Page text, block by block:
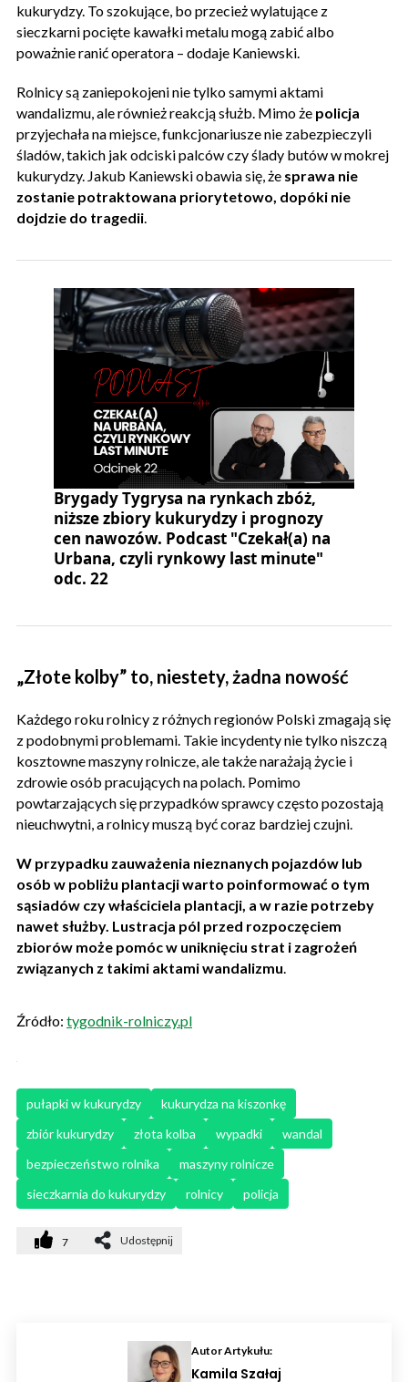
kukurydzy. To szokujące, bo przecież wylatujące z
sieczkarni pocięte kawałki metalu mogą zabić albo
poważnie ranić operatora – dodaje Kaniewski.
Rolnicy są zaniepokojeni nie tylko samymi aktami
wandalizmu, ale również reakcją służb. Mimo że policja
przyjechała na miejsce, funkcjonariusze nie zabezpieczyli
śladów, takich jak odciski palców czy ślady butów w mokrej
kukurydzy. Jakub Kaniewski obawia się, że sprawa nie
zostanie potraktowana priorytetowo, dopóki nie
dojdzie do tragedii.
Brygady Tygrysa na rynkach zbóż,
niższe zbiory kukurydzy i prognozy
cen nawozów. Podcast "Czekał(a) na
Urbana, czyli rynkowy last minute"
odc. 22
„Złote kolby” to, niestety, żadna nowość
Każdego roku rolnicy z różnych regionów Polski zmagają się
z podobnymi problemami. Takie incydenty nie tylko niszczą
kosztowne maszyny rolnicze, ale także narażają życie i
zdrowie osób pracujących na polach. Pomimo
powtarzających się przypadków sprawcy często pozostają
nieuchwytni, a rolnicy muszą być coraz bardziej czujni.
W przypadku zauważenia nieznanych pojazdów lub
osób w pobliżu plantacji warto poinformować o tym
sąsiadów czy właściciela plantacji, a w razie potrzeby
nawet służby. Lustracja pól przed rozpoczęciem
zbiorów może pomóc w uniknięciu strat i zagrożeń
związanych z takimi aktami wandalizmu
Źródło: tygodnik-rolniczy.pl
pułapki w kukurydzy
kukurydza na kiszonkę
zbiór kukurydzy
złota kolba wypadki
wandal
bezpieczeństwo rolnika
maszyny rolnicze
sieczkarnia do kukurydzy
rolnicy policja
7 Udostępnij
Autor Artykułu:
Kamila Szałaj